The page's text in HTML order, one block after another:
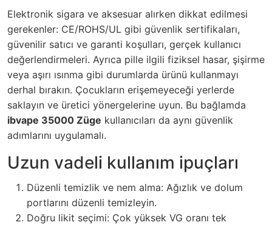
Elektronik sigara ve aksesuar alırken dikkat edilmesi
gerekenler: CE/ROHS/UL gibi güvenlik sertifikaları,
güvenilir satıcı ve garanti koşulları, gerçek kullanıcı
değerlendirmeleri. Ayrıca pille ilgili fiziksel hasar, şişirme
veya aşırı ısınma gibi durumlarda ürünü kullanmayı
derhal bırakın. Çocukların erişemeyeceği yerlerde
saklayın ve üretici yönergelerine uyun. Bu bağlamda
ibvape 35000 Züge kullanıcıları da aynı güvenlik
adımlarını uygulamalı.
Uzun vadeli kullanım ipuçları
Düzenli temizlik ve nem alma: Ağızlık ve dolum
portlarını düzenli temizleyin.
Doğru likit seçimi: Çok yüksek VG oranı tek